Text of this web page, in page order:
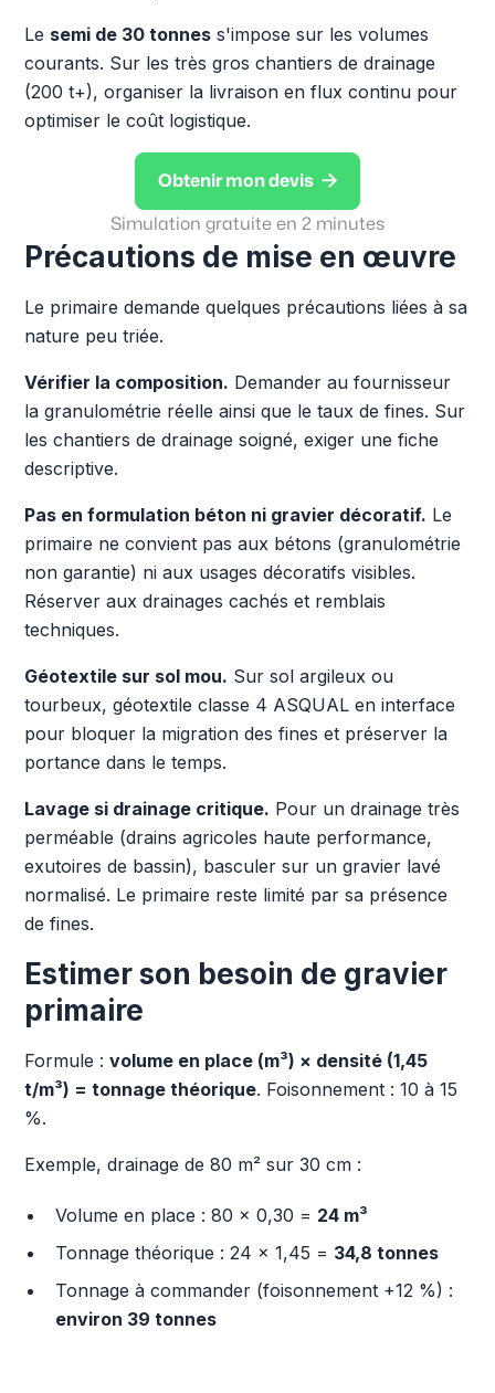
Le semi de 30 tonnes s'impose sur les volumes
courants. Sur les très gros chantiers de drainage
(200 t+), organiser la livraison en flux continu pour
optimiser le coût logistique.
Obtenir mon devis 
Simulation gratuite en 2 minutes
Précautions de mise en œuvre
Le primaire demande quelques précautions liées à sa
nature peu triée.
Vérifier la composition. Demander au fournisseur
la granulométrie réelle ainsi que le taux de fines. Sur
les chantiers de drainage soigné, exiger une fiche
descriptive.
Pas en formulation béton ni gravier décoratif. Le
primaire ne convient pas aux bétons (granulométrie
non garantie) ni aux usages décoratifs visibles.
Réserver aux drainages cachés et remblais
techniques.
Géotextile sur sol mou. Sur sol argileux ou
tourbeux, géotextile classe 4 ASQUAL en interface
pour bloquer la migration des fines et préserver la
portance dans le temps.
Lavage si drainage critique. Pour un drainage très
perméable (drains agricoles haute performance,
exutoires de bassin), basculer sur un gravier lavé
normalisé. Le primaire reste limité par sa présence
de fines.
Estimer son besoin de gravier
primaire
Formule :volume en place (m³) × densité (1,45
t/m³) = tonnage théorique. Foisonnement : 10 à 15
%.
Exemple, drainage de 80 m² sur 30 cm :
Volume en place : 80 × 0,30 = 24 m³
Tonnage théorique : 24 × 1,45 = 34,8 tonnes
Tonnage à commander (foisonnement +12 %) :
environ 39 tonnes